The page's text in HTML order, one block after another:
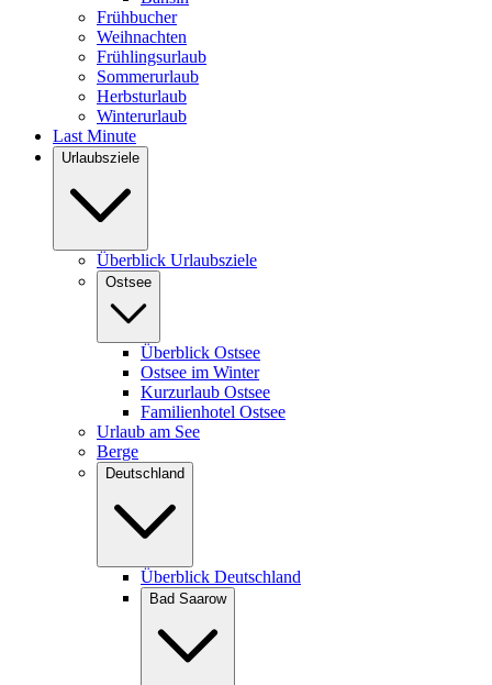
Frühbucher
Weihnachten
Frühlingsurlaub
Sommerurlaub
Herbsturlaub
Winterurlaub
Last Minute
Urlaubsziele
Überblick Urlaubsziele
Ostsee
Überblick Ostsee
Ostsee im Winter
Kurzurlaub Ostsee
Familienhotel Ostsee
Urlaub am See
Berge
Deutschland
Überblick Deutschland
Bad Saarow